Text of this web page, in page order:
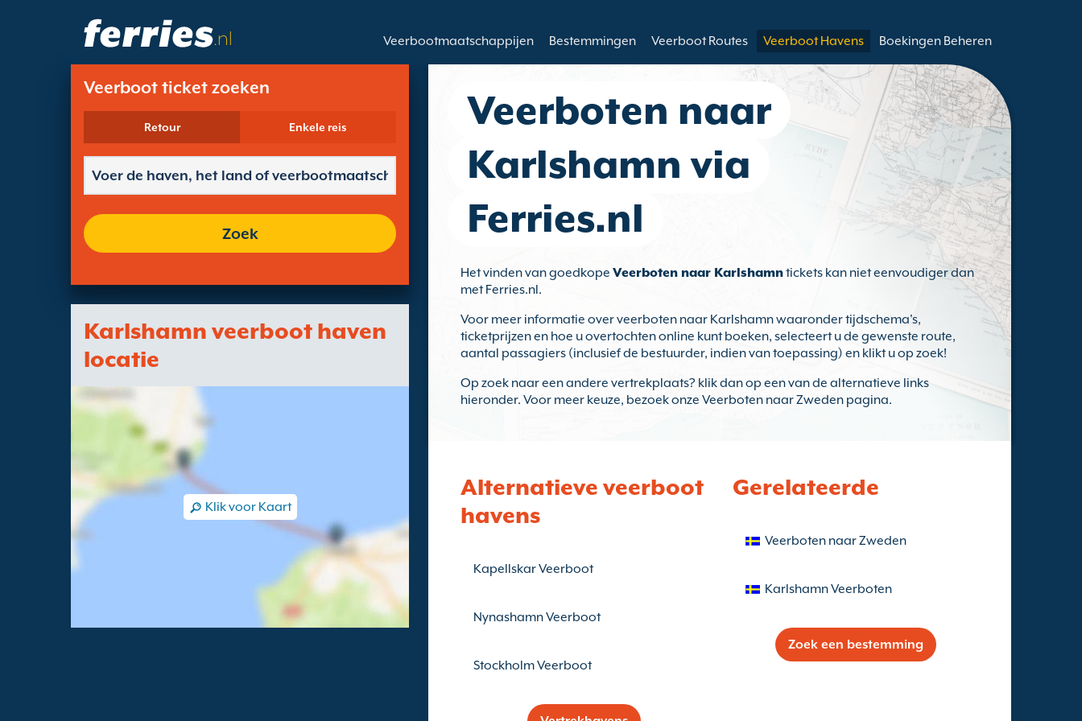
.nl Veerbootmaatschappijen Bestemmingen Veerboot Routes Veerboot Havens Boekingen Beheren
Veerboot ticket zoeken
Retour Enkele reis
Zoek
Karlshamn veerboot haven
locatie
Klik voor Kaart
Veerboten naar
Karlshamn via
Ferries.nl
Het vinden van goedkope Veerboten naar Karlshamntickets kan niet eenvoudiger dan
met Ferries.nl.
Voor meer informatie over veerboten naar Karlshamn waaronder tijdschema's,
ticketprijzen en hoe u overtochten online kunt boeken, selecteert u de gewenste route,
aantal passagiers (inclusief de bestuurder, indien van toepassing) en klikt u op zoek!
Op zoek naar een andere vertrekplaats? klik dan op een van de alternatieve links
hieronder. Voor meer keuze, bezoek onze Veerboten naar Zweden pagina.
Alternatieve veerboot
havens
Kapellskar Veerboot
Nynashamn Veerboot
Stockholm Veerboot
Gerelateerde
Veerboten naar Zweden
Karlshamn Veerboten
Zoek een bestemming